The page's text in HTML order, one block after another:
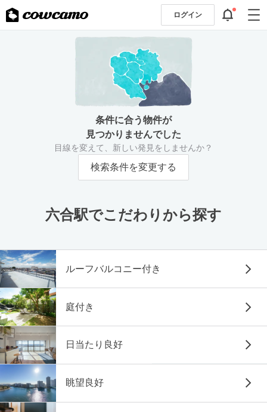
ログイン
条件に合う物件が
見つかりませんでした
目線を変えて、新しい発見をしませんか？
検索条件を変更する
六合駅でこだわりから探す
ルーフバルコニー付き
庭付き
日当たり良好
眺望良好